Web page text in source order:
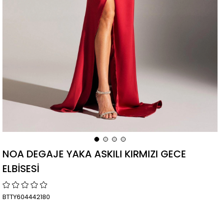
NOA DEGAJE YAKA ASKILI KIRMIZI GECE
ELBİSESİ
BTTY604442180